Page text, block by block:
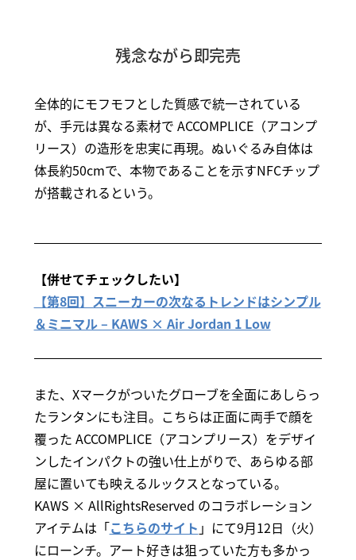
残念ながら即完売
全体的にモフモフとした質感で統一されている
が、手元は異なる素材で ACCOMPLICE（アコンプ
リース）の造形を忠実に再現。ぬいぐるみ自体は
体長約50cmで、本物であることを示すNFCチップ
が搭載されるという。
【併せてチェックしたい】
【第8回】スニーカーの次なるトレンドはシンプル
＆ミニマル – KAWS × Air Jordan 1 Low
また、Xマークがついたグローブを全面にあしらっ
たランタンにも注目。こちらは正面に両手で顔を
覆った ACCOMPLICE（アコンプリース）をデザイ
ンしたインパクトの強い仕上がりで、あらゆる部
屋に置いても映えるルックスとなっている。
KAWS × AllRightsReserved のコラボレーション
アイテムは「こちらのサイト 」にて9月12日（火）
にローンチ。アート好きは狙っていた方も多かっ